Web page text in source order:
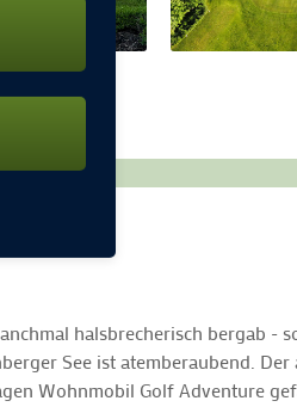
halsbrecherisch bergab -
See ist atemberaubend.
Wohnmobil Golf Adventure